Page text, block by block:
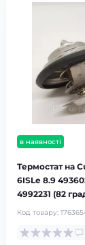
в наявності
Термостат на
6ISLe 8.9
4992231 (82
Код товару: